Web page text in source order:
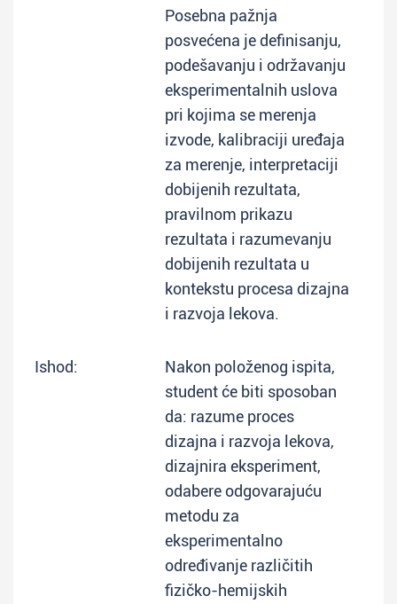
Posebna pažnja
posvećena je definisanju,
podešavanju i održavanju
eksperimentalnih uslova
pri kojima se merenja
izvode, kalibraciji uređaja
za merenje, interpretaciji
dobijenih rezultata,
pravilnom prikazu
rezultata i razumevanju
dobijenih rezultata u
kontekstu procesa dizajna
i razvoja lekova.
Ishod:
Nakon položenog ispita,
student će biti sposoban
da: razume proces
dizajna i razvoja lekova,
dizajnira eksperiment,
odabere odgovarajuću
metodu za
eksperimentalno
određivanje različitih
fizičko-hemijskih